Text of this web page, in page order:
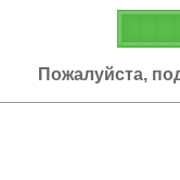
Пожалуйста,